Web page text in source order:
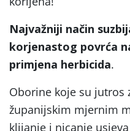
Najvažniji način
korjenastog povrća
primjena herbicida.
Oborine koje su jutros
županijskim mjernim
klijanje i nicanje